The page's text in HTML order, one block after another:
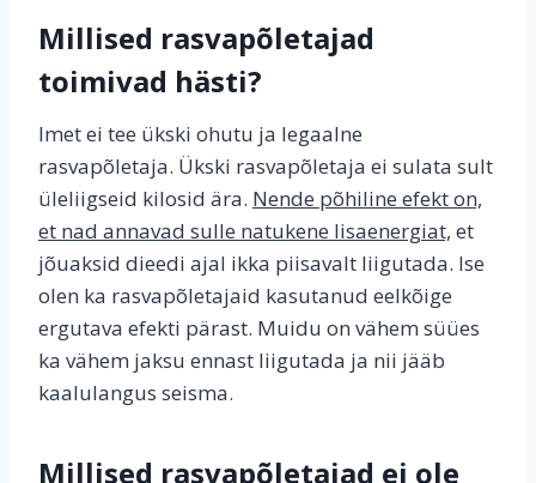
Millised rasvapõletajad
toimivad hästi?
Imet ei tee ükski ohutu ja legaalne
rasvapõletaja. Ükski rasvapõletaja ei sulata sult
üleliigseid kilosid ära. Nende põhiline efekt on,
et nad annavad sulle natukene lisaenergiat, et
jõuaksid dieedi ajal ikka piisavalt liigutada. Ise
olen ka rasvapõletajaid kasutanud eelkõige
ergutava efekti pärast. Muidu on vähem süües
ka vähem jaksu ennast liigutada ja nii jääb
kaalulangus seisma.
Millised rasvapõletajad ei ole